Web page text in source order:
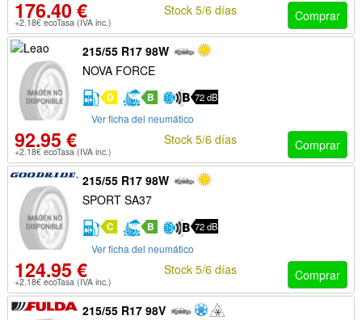
176.40 €
+2.18€ ecoTasa (IVA inc.) Comprar
Stock 5/6 días
215/55 R17 98W
NOVA FORCE
D B 72 dB
Ver ficha del neumático
92.95 €
+2.18€ ecoTasa (IVA inc.) Comprar
Stock 5/6 días
215/55 R17 98W
SPORT SA37
C B 72 dB
Ver ficha del neumático
124.95 €
+2.18€ ecoTasa (IVA inc.) Comprar
Stock 5/6 días
215/55 R17 98V